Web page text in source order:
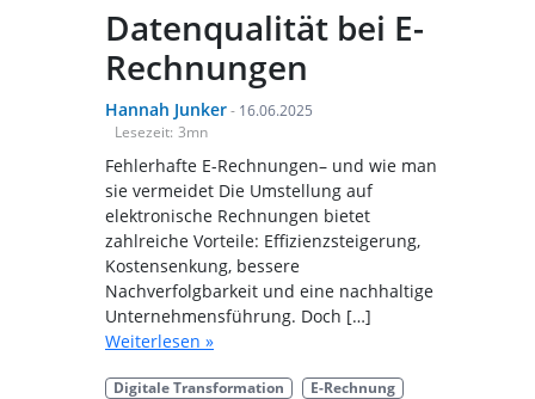
Datenqualität bei E-
Rechnungen
Hannah Junker - 16.06.2025
Lesezeit: 3mn
Fehlerhafte E-Rechnungen– und wie man
sie vermeidet Die Umstellung auf
elektronische Rechnungen bietet
zahlreiche Vorteile: Effizienzsteigerung,
Kostensenkung, bessere
Nachverfolgbarkeit und eine nachhaltige
Unternehmensführung. Doch […]
Weiterlesen »
Digitale Transformation E-Rechnung